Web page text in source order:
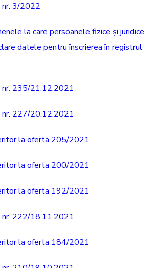
nr. 3/2022
la care persoanele fizice și juridice
datele pentru înscrierea în registrul
nr. 235/21.12.2021
nr. 227/20.12.2021
la oferta 205/2021
la oferta 200/2021
la oferta 192/2021
nr. 222/18.11.2021
la oferta 184/2021